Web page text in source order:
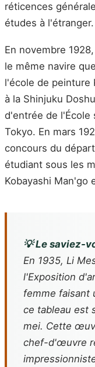
réticences
études à l'étranger.
En novembre
le même navire
l'école de peinture
à la Shinjuku
d'entrée de l'École
Tokyo. En mars
concours du
étudiant sous les
Kobayashi Man'go
💡 Le saviez-
En 1935, Li
l'Exposition
femme faisant
ce tableau est
mei. Cette
chef-d'œuvre